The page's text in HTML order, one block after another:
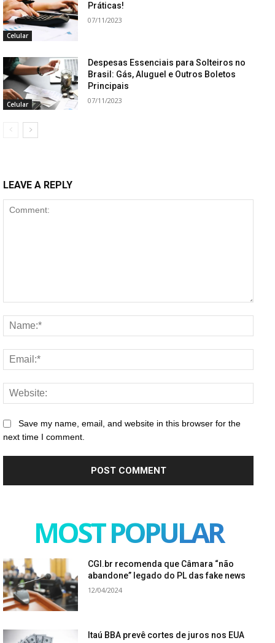
Celular
Práticas!
07/11/2023
Celular
Despesas Essenciais para Solteiros no
Brasil: Gás, Aluguel e Outros Boletos
Principais
07/11/2023
LEAVE A REPLY
Save my name, email, and website in this browser for the
next time I comment.
MOST POPULAR
CGI.br recomenda que Câmara “não
abandone” legado do PL das fake news
12/04/2024
Itaú BBA prevê cortes de juros nos EUA